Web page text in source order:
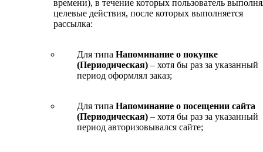
времени), в течение которых пользователь
целевые действия, после которых выполняется
рассылка:
Для типа Напоминание о покупке
(Периодическая) – хотя бы раз за указанный
период оформлял заказ;
Для типа Напоминание о посещении сайта
(Периодическая) – хотя бы раз за указанный
период авторизовывался сайте;